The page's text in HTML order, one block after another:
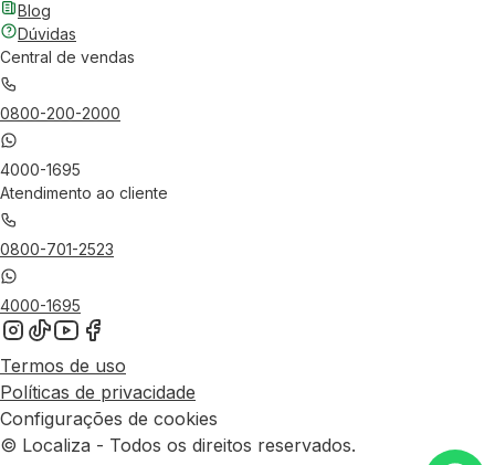
Blog
Dúvidas
Central de vendas
0800-200-2000
4000-1695
Atendimento ao cliente
0800-701-2523
4000-1695
Termos de uso
Políticas de privacidade
Configurações de cookies
© Localiza - Todos os direitos reservados.